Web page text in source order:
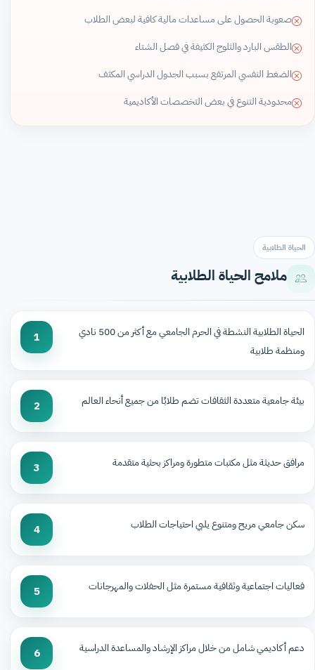
صعوبة الحصول على مساعدات مالية كافية لبعض الطلاب
الطقس البارد والثلوج الكثيفة في فصل الشتاء
الضغط النفسي المرتفع بسبب الجدول الدراسي المكثف
محدودية التنوع في بعض التخصصات الأكاديمية
الحياة الطلابية
ملامح الحياة الطلابية
الحياة الطلابية النشطة في الحرم الجامعي مع أكثر من 500 نادي
ومنظمة طلابية
1
بيئة جامعية متعددة الثقافات تضم طلابًا من جميع أنحاء العالم 2
مرافق حديثة مثل مكتبات متطورة ومراكز بحثية متقدمة 3
سكن جامعي مريح ومتنوع يلبي احتياجات الطلاب 4
فعاليات اجتماعية وثقافية مستمرة مثل الحفلات والمهرجانات 5
دعم أكاديمي شامل من خلال مراكز الإرشاد والمساعدة الدراسية 6